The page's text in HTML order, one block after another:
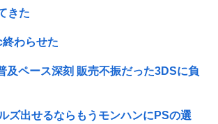
きた
わらせた
及ペース深刻 販売不振だった3DSに負
ズ出せるならもうモンハンにPSの選